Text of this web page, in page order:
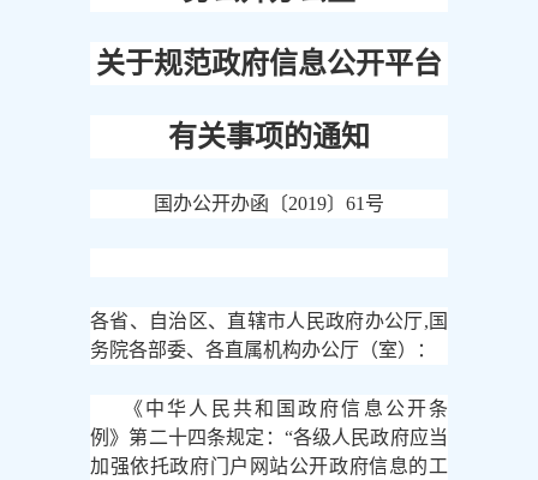
关于规范政府信息公开平台
有关事项的通知
国办公开办函〔2019〕61号
各省、自治区、直辖市人民政府办公厅,国
务院各部委、各直属机构办公厅（室）：
《中华人民共和国政府信息公开条
例》第二十四条规定： “各级人民政府应当
加强依托政府门户网站公开政府信息的工